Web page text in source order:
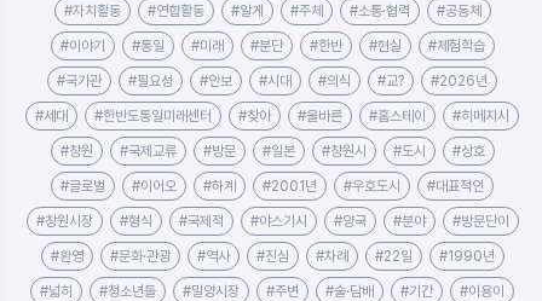
#자치활동 #연합활동 #알게 #주체 #소통·협력 #공동체
#이야기 #통일 #미래 #분단 #한반 #현실 #체험학습
#국가관 #필요성 #안보 #시대 #의식 #교? #2026년
#세대 #한반도통일미래센터 #찾아 #올바른 #홈스테이 #히메지시
#창원 #국제교류 #방문 #일본 #창원시 #도시 #상호
#글로벌 #이어오 #하계 #2001년 #우호도시 #대표적인
#창원시장 #형식 #국제적 #야스기시 #양국 #분야 #방문단이
#환영 #문화·관광 #역사 #진심 #차례 #22일 #1990년
#넓히 #청소년들 #밀양시장 #주변 #술·담배 #기간 #이용이